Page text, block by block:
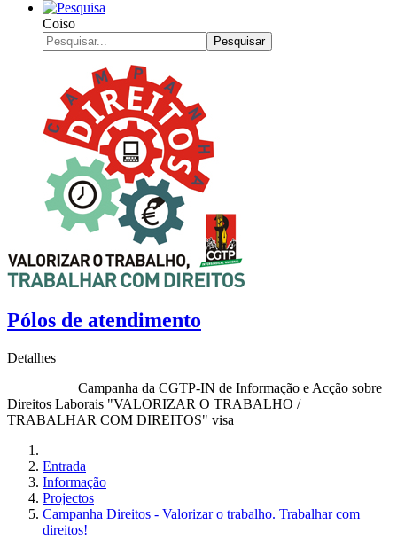
Coiso
Pesquisar
Pólos de atendimento
Detalhes
Campanha da CGTP-IN de Informação e Acção sobre
Direitos Laborais "VALORIZAR O TRABALHO /
TRABALHAR COM DIREITOS" visa
Entrada
Informação
Projectos
Campanha Direitos - Valorizar o trabalho. Trabalhar com
direitos!